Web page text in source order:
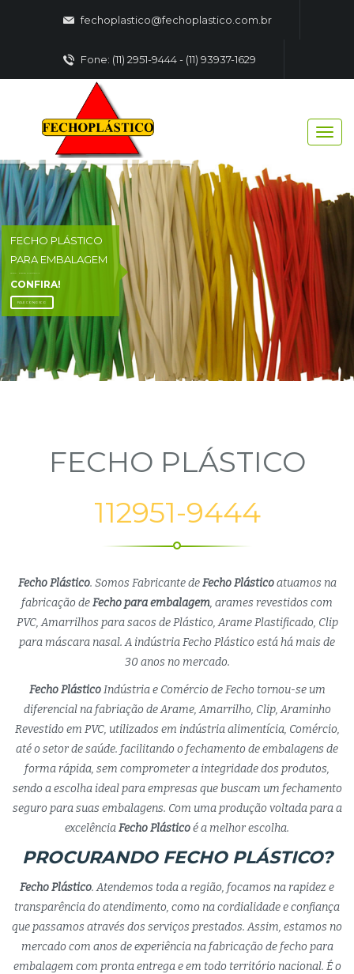
fechoplastico@fechoplastico.com.br
Fone: (11) 2951-9444 - (11) 93937-1629
FECHO PLÁSTICO
PARA EMBALAGEM
CONFIRA!
FALE CONOSCO
FECHO PLÁSTICO
112951-9444
Fecho Plástico. Somos Fabricante deFecho Plásticoatuamos na
fabricação deFecho para embalagem, arames revestidos com
PVC, Amarrilhos para sacos de Plástico, Arame Plastificado, Clip
para máscara nasal. A indústria Fecho Plástico está há mais de
30 anos no mercado.
Fecho PlásticoIndústria e Comércio de Fecho tornou-se um
diferencial na fabriação de Arame, Amarrilho, Clip, Araminho
Revestido em PVC, utilizados em indústria alimentícia, Comércio,
até o setor de saúde. facilitando o fechamento de embalagens de
forma rápida, sem comprometer a integridade dos produtos,
sendo a escolha ideal para empresas que buscam um fechamento
seguro para suas embalagens. Com uma produção voltada para a
excelênciaFecho Plásticoé a melhor escolha.
PROCURANDO FECHO PLÁSTICO?
Fecho Plástico. Atendemos toda a região, focamos na rapidez e
transparência do atendimento, como na cordialidade e confiança
que passamos através dos serviços prestados. Assim, estamos no
mercado com anos de experiência na fabricação de fecho para
embalagem com pronta entrega e em todo território nacional. É o